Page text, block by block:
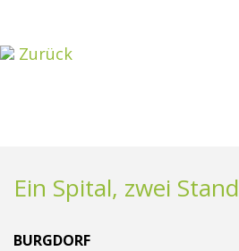
Zurück
Ein Spital, zwei
BURGDORF